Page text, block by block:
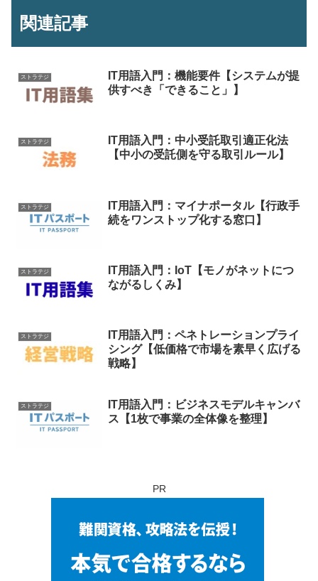
関連記事
ストラテジ
IT用語入門：機能要件【システムが提
供すべき「できること」】
ストラテジ
IT用語入門：中小受託取引適正化法
【中小の受託側を守る取引ルール】
ストラテジ
IT用語入門：マイナポータル【行政手
続をワンストップ化する窓口】
ストラテジ
IT用語入門：IoT【モノがネットにつ
ながるしくみ】
ストラテジ
IT用語入門：ペネトレーションプライ
シング【低価格で市場を素早く広げる
戦略】
ストラテジ
IT用語入門：ビジネスモデルキャンバ
ス【1枚で事業の全体像を整理】
PR